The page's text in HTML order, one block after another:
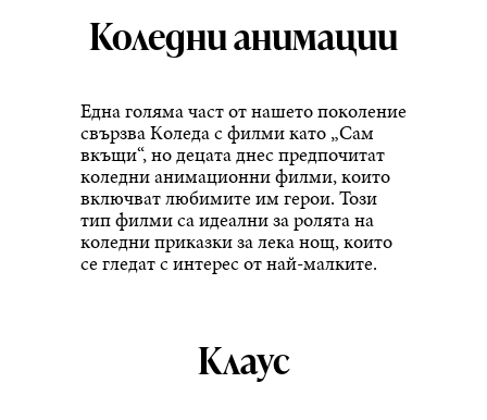
Коледни анимации
Една голяма част от нашето поколение
свързва Коледа с филми като „Сам
вкъщи“, но децата днес предпочитат
коледни анимационни филми, които
включват любимите им герои. Този
тип филми са идеални за ролята на
коледни приказки за лека нощ, които
се гледат с интерес от най-малките.
Клаус